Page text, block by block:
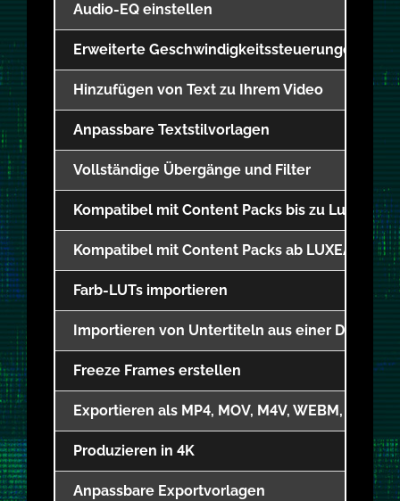
Audio-EQ einstellen
Erweiterte Geschwindigkeitssteuerungen
Hinzufügen von Text zu Ihrem Video
Anpassbare Textstilvorlagen
Vollständige Übergänge und Filter
Kompatibel mit Content Packs bis zu Luxea 6
Kompatibel mit Content Packs ab LUXEA Pro 7
Farb-LUTs importieren
Importieren von Untertiteln aus einer Datei
Freeze Frames erstellen
Exportieren als MP4, MOV, M4V, WEBM, GIF
Produzieren in 4K
Anpassbare Exportvorlagen